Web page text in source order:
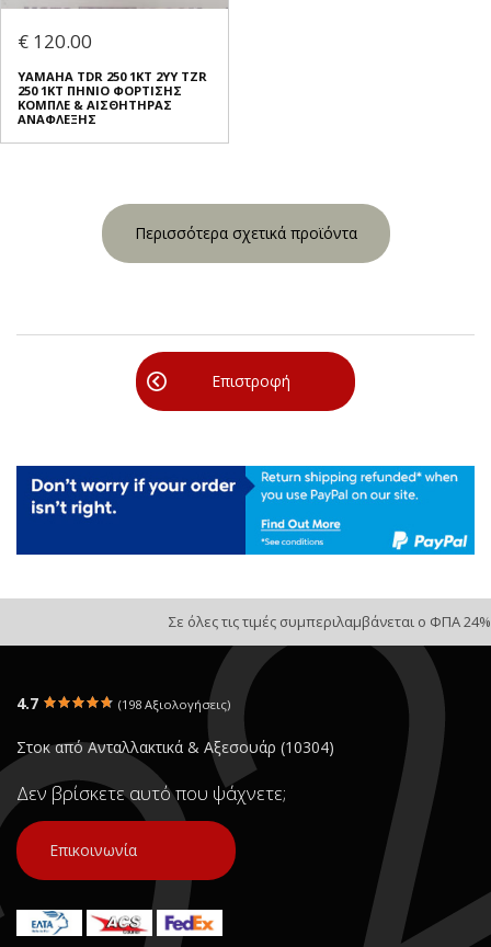
€ 120.00
YAMAHA TDR 250 1KT 2YY TZR
250 1KT ΠΗΝΙΟ ΦΟΡΤΙΣΗΣ
ΚΟΜΠΛΕ & ΑΙΣΘΗΤΗΡΑΣ
ΑΝΑΦΛΕΞΗΣ
Περισσότερα σχετικά προϊόντα
Επιστροφή
Σε όλες τις τιμές συμπεριλαμβάνεται ο ΦΠΑ 24%
4.7 (198 Αξιολογήσεις)
Στοκ από Ανταλλακτικά & Αξεσουάρ (10304)
Δεν βρίσκετε αυτό που ψάχνετε;
Επικοινωνία